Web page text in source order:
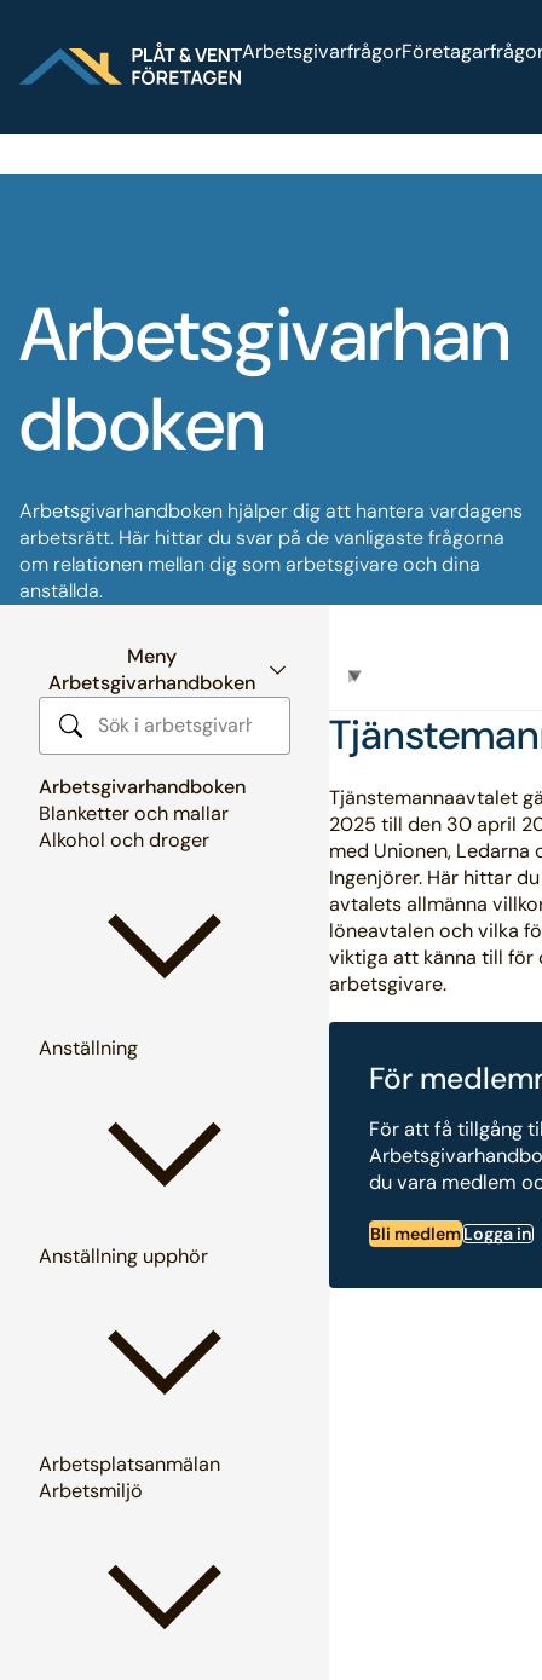
Arbetsgivarfrågor
Arbetsgivarhan
dboken
Arbetsgivarhandboken hjälper dig att hantera vardagens
arbetsrätt. Här hittar du svar på de vanligaste frågorna
om relationen mellan dig som arbetsgivare och dina
anställda.
Meny
Arbetsgivarhandboken
Sök i arbetsgivarhandboken
Arbetsgivarhandboken
Blanketter och mallar
Alkohol och droger
Anställning
Anställning upphör
Arbetsplatsanmälan
Arbetsmiljö
Tjänstemannaavtalet
2025 till den 30 april
med Unionen, Ledarna
Ingenjörer. Här hittar
avtalets allmänna
löneavtalen och vilka
viktiga att känna till för
arbetsgivare.
För
För att få tillgång
du vara medlem
Bli medlemLogga in